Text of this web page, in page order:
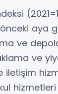
aya
ve
ve
iletişim
hizmetleri